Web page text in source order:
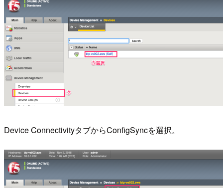
Device ConnectivityタブからConfigSyncを選択。